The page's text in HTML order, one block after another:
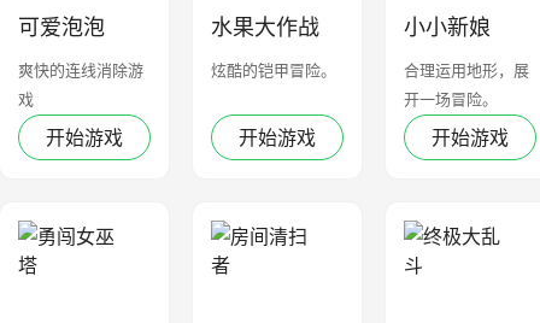
可爱泡泡
爽快的连线消除游
戏
开始游戏
水果大作战
炫酷的铠甲冒险。
开始游戏
小小新娘
合理运用地形，展
开一场冒险。
开始游戏